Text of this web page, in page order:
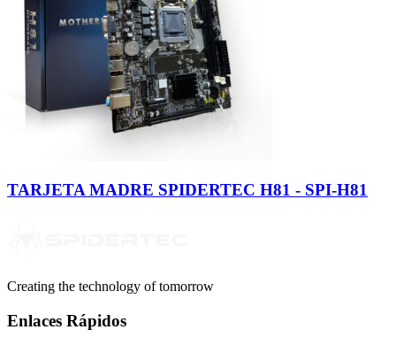
TARJETA MADRE SPIDERTEC H81 - SPI-H81
Creating the technology of tomorrow
Enlaces Rápidos